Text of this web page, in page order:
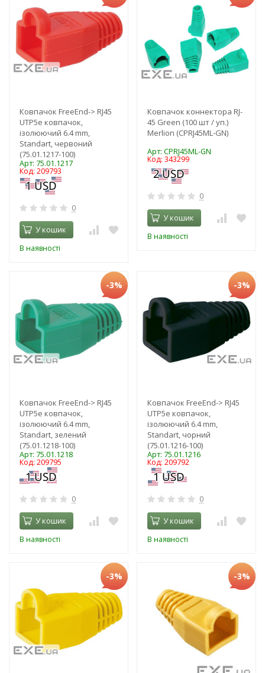
Ковпачок FreeEnd-> RJ45
UTP5e ковпачок,
ізолюючий 6.4 mm,
Standart, червоний
(75.01.1217-100)
Арт: 75.01.1217
Код: 209793
0
У кошик
В наявності
Ковпачок коннектора RJ-
45 Green (100 шт / уп.)
Merlion (CPRJ45ML-GN)
Арт: CPRJ45ML-GN
Код: 343299
0
У кошик
В наявності
-3%
Ковпачок FreeEnd-> RJ45
UTP5e ковпачок,
ізолюючий 6.4 mm,
Standart, зелений
(75.01.1218-100)
Арт: 75.01.1218
Код: 209795
0
У кошик
В наявності
-3%
Ковпачок FreeEnd-> RJ45
UTP5e ковпачок,
ізолюючий 6.4 mm,
Standart, чорний
(75.01.1216-100)
Арт: 75.01.1216
Код: 209792
0
У кошик
В наявності
-3% -3%